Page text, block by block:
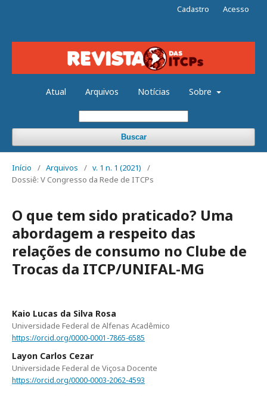
Atual Arquivos Notícias Sobre
Buscar
Cadastro Acesso
Início / Arquivos / v. 1 n. 1 (2021)
/
Dossiê: V Congresso da Rede de ITCPs
O que tem sido praticado? Uma
abordagem a respeito das
relações de consumo no Clube de
Trocas da ITCP/UNIFAL-MG
Kaio Lucas da Silva Rosa
Universidade Federal de Alfenas Acadêmico
https://orcid.org/0000-0001-7865-6585
Layon Carlos Cezar
Universidade Federal de Viçosa Docente
https://orcid.org/0000-0003-2062-4593